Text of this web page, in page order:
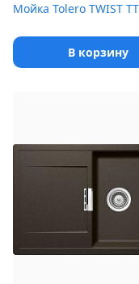
В корзину